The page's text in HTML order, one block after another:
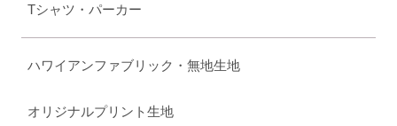
Tシャツ・パーカー
ハワイアンファブリック・無地生地
オリジナルプリント生地